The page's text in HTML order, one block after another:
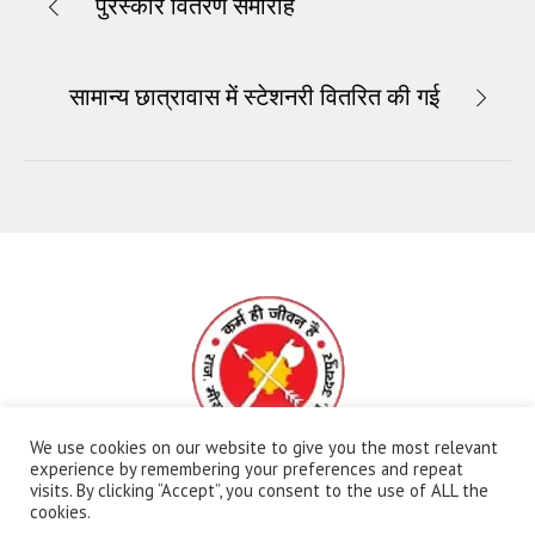
पुरस्कार वितरण समारोह
सामान्य छात्रावास में स्टेशनरी वितरित की गई
All Rights Reserved | Ⓒ Government Meera Girls
We use cookies on our website to give you the most relevant
experience by remembering your preferences and repeat
visits. By clicking “Accept”, you consent to the use of ALL the
cookies.